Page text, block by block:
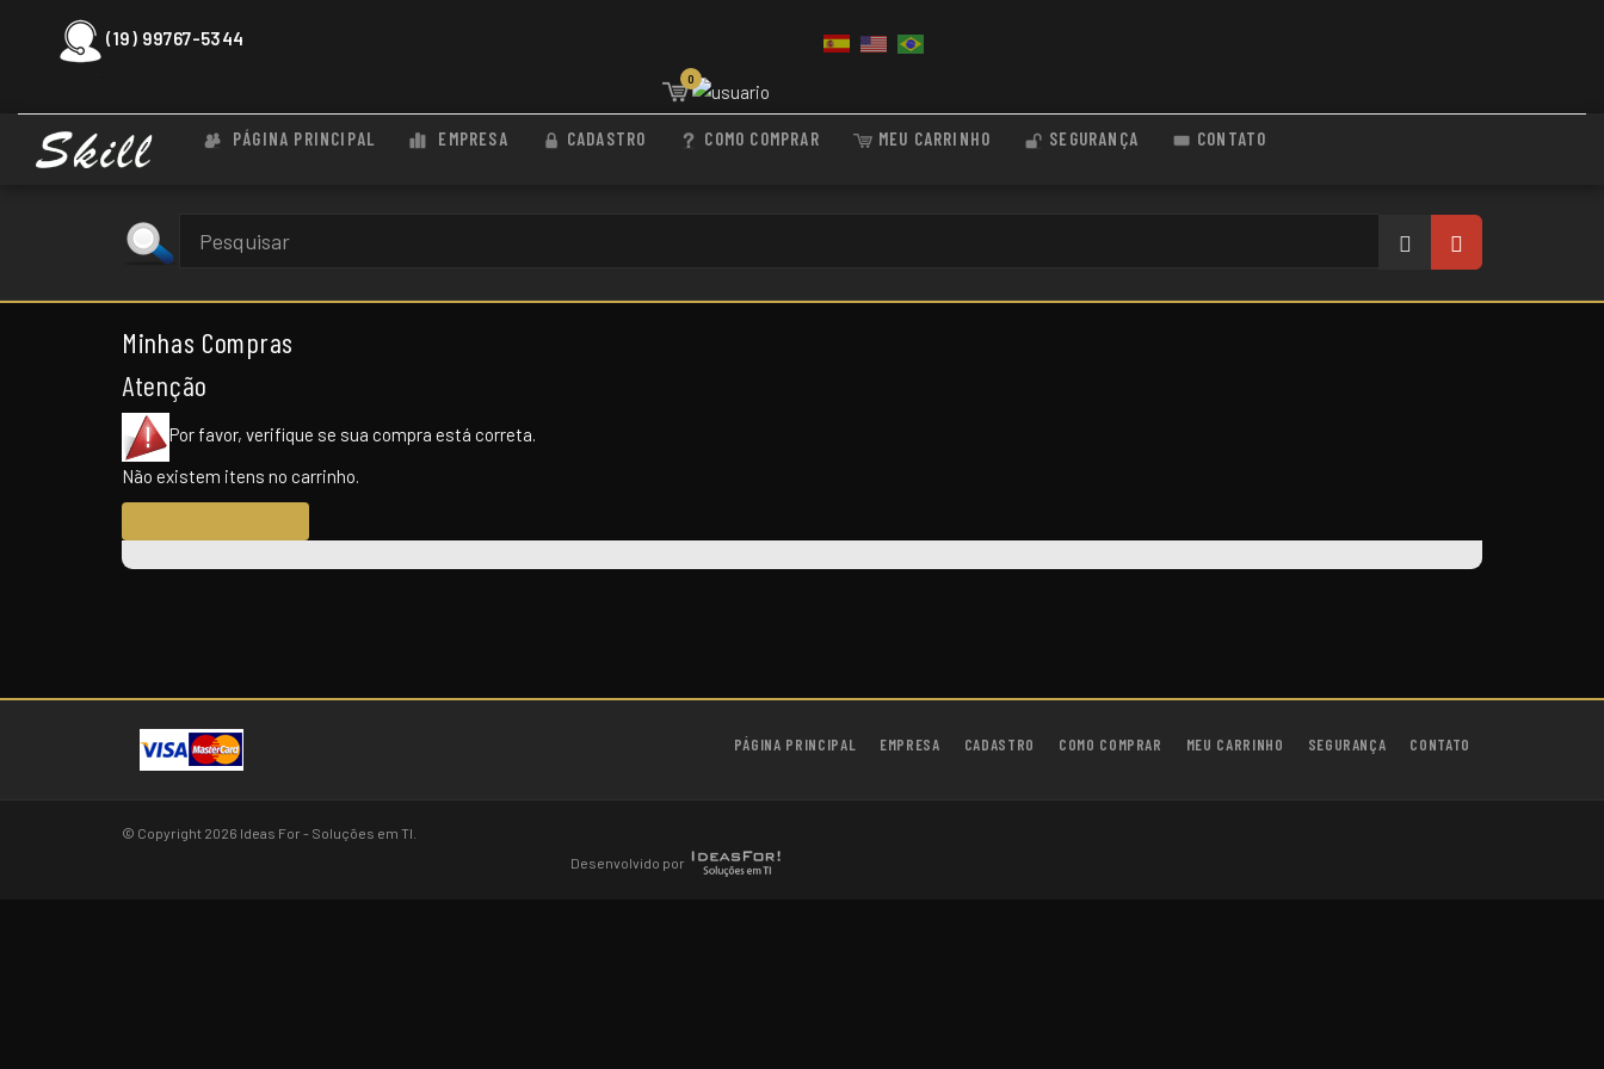
(19) 99767-5344
0
PÁGINA PRINCIPAL EMPRESA CADASTRO COMO COMPRAR MEU CARRINHO SEGURANÇA CONTATO
Minhas Compras
Atenção
Por favor, verifique se sua compra está correta.
Não existem itens no carrinho.
PÁGINA PRINCIPAL EMPRESA CADASTRO COMO COMPRAR MEU CARRINHO SEGURANÇA CONTATO
© Copyright 2026 Ideas For - Soluções em TI.
Desenvolvido por